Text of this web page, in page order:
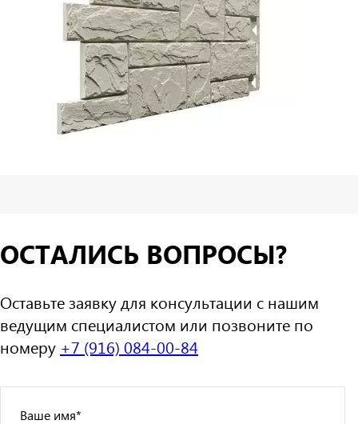
ОСТАЛИСЬ ВОПРОСЫ?
Оставьте заявку для консультации с нашим
ведущим специалистом или позвоните по
номеру +7 (916) 084-00-84
Ваше имя*